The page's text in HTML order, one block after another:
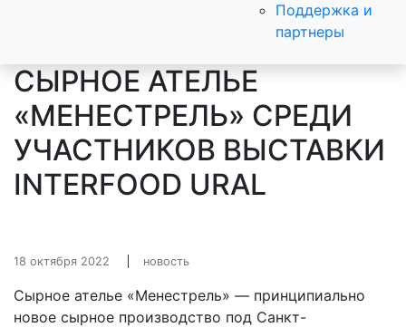
Поддержка и
партнеры
СЫРНОЕ АТЕЛЬЕ
«МЕНЕСТРЕЛЬ» СРЕДИ
УЧАСТНИКОВ ВЫСТАВКИ
INTERFOOD URAL
18 октября 2022 новость
Сырное ателье «Менестрель» — принципиально
новое сырное производство под Санкт-